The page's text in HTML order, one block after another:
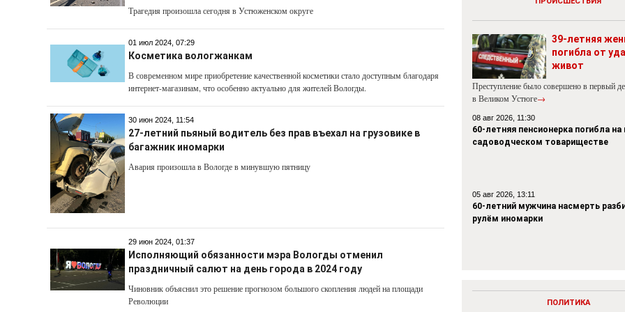
Трагедия произошла сегодня в Устюженском округе
01 июл 2024, 07:29
Косметика вологжанкам
В современном мире приобретение качественной косметики стало доступным благодаря
интернет-магазинам, что особенно актуально для жителей Вологды.
30 июн 2024, 11:54
27-летний пьяный водитель без прав въехал на грузовике в
багажник иномарки
Авария произошла в Вологде в минувшую пятницу
29 июн 2024, 01:37
Исполняющий обязанности мэра Вологды отменил
праздничный салют на день города в 2024 году
Чиновник объяснил это решение прогнозом большого скопления людей на площади
Революции
39-летняя
погибла от
живот
Преступление было совершено в первый
в Великом Устюге→
08 авг 2026, 11:30
60-летняя пенсионерка погибла
садоводческом товариществе
05 авг 2026, 13:11
60-летний мужчина насмерть
рулём иномарки
ПОЛИТИКА